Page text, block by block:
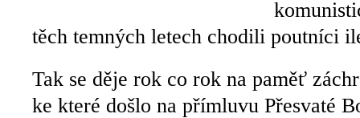
těch temných letech chodili poutníci
Tak se děje rok co rok na paměť
ke které došlo na přímluvu Přesvaté